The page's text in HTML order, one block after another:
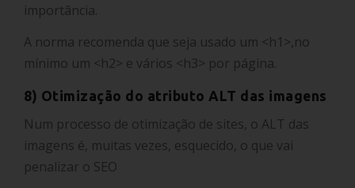
importância.
A norma recomenda que seja usado um <h1>,no
mínimo um <h2> e vários <h3> por página.
8) Otimização do atributo ALT das imagens
Num processo de otimização de sites, o ALT das
imagens é, muitas vezes, esquecido, o que vai
penalizar o SEO